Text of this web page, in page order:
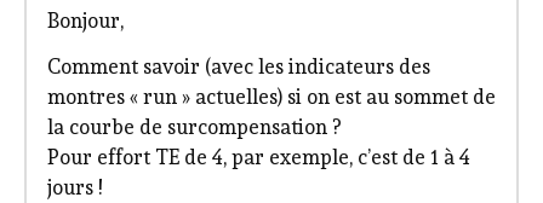
Bonjour,
Comment savoir (avec les indicateurs des
montres « run » actuelles) si on est au sommet de
la courbe de surcompensation ?
Pour effort TE de 4, par exemple, c’est de 1 à 4
jours !